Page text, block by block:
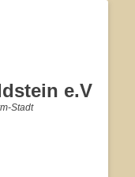
e.V
Stadt